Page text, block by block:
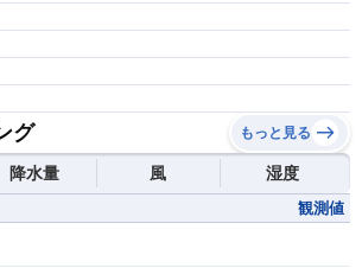
グ もっと見る
降水量 風 湿度
観測値